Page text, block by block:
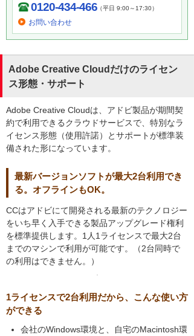
0120-434-466（平日 9:00～17:30）
お問い合わせ
Adobe Creative Cloudだけのライセン
ス形態・サポート
Adobe Creative Cloudは、アドビ製品が期間契
約で利用できるクラウドサービスで、特別なラ
イセンス形態（使用許諾）とサポートが標準装
備された形になっています。
最新バージョンソフトが最大2台利用でき
る。オフラインもOK。
CCはアドビにて開発される最新のテクノロジー
をいち早く入手できる製品アップグレード権利
を標準提供します。1人1ライセンスで最大2台
までのマシンで利用が可能です。（2台同時で
の利用はできません。）
1ライセンスで2台利用だから、こんな使い方
ができる
会社のWindows環境と、自宅のMacintosh環